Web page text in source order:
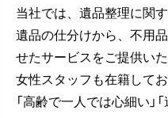
当社では、遺品整理に関
遺品の仕分けから、不用
せたサービスをご提供いた
女性スタッフも在籍して
「高齢で一人では心細い